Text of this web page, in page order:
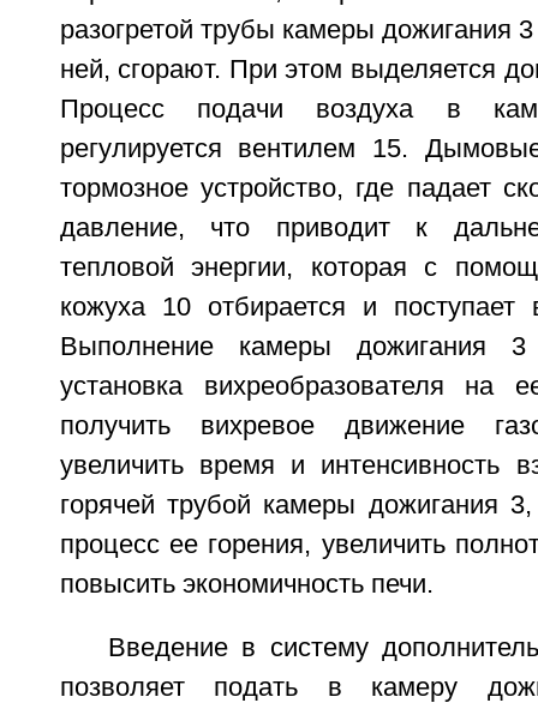
разогретой трубы камеры дожигания
ней, сгорают. При этом выделяется
Процесс подачи воздуха в
регулируется вентилем 15.
тормозное устройство, где падает
давление, что приводит к
тепловой энергии, которая с
кожуха 10 отбирается и
Выполнение камеры
установка вихреобразователя на
получить вихревое движение
увеличить время и интенсивность
горячей трубой камеры дожигания
процесс ее горения, увеличить
повысить экономичность печи.
Введение в систему
позволяет подать в камеру